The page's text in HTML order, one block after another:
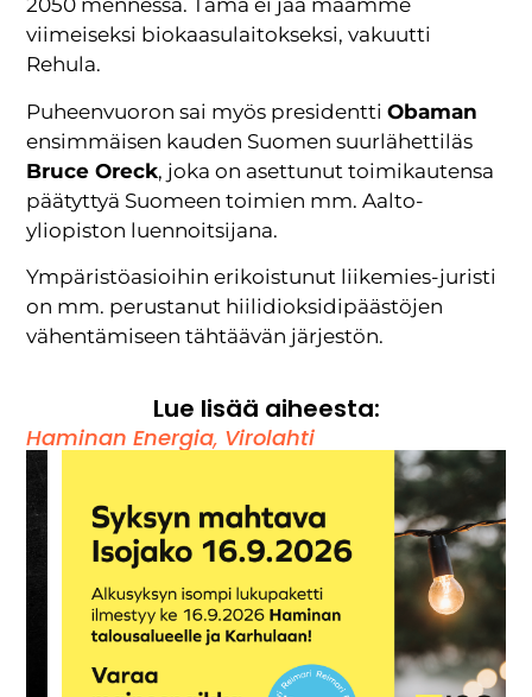
2050 mennessä. Tämä ei jää maamme
viimeiseksi biokaasulaitokseksi, vakuutti
Rehula.
Puheenvuoron sai myös presidenttiObaman
ensimmäisen kauden Suomen suurlähettiläs
Bruce Oreck, joka on asettunut toimikautensa
päätyttyä Suomeen toimien mm. Aalto-
yliopiston luennoitsijana.
Ympäristöasioihin erikoistunut liikemies-juristi
on mm. perustanut hiilidioksidipäästöjen
vähentämiseen tähtäävän järjestön.
Lue lisää aiheesta:
Haminan Energia, Virolahti